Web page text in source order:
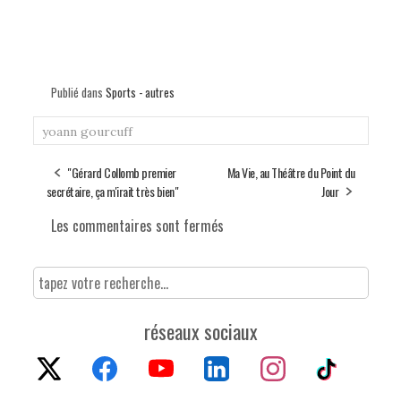
Publié dans Sports - autres
yoann gourcuff
"Gérard Collomb premier
secrétaire, ça m'irait très bien"
Ma Vie, au Théâtre du Point du
Jour
Les commentaires sont fermés
réseaux sociaux